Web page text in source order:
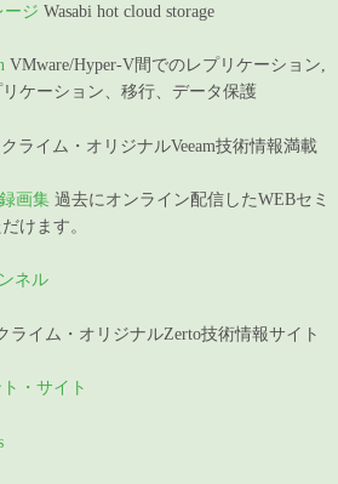
ージ Wasabi hot cloud storage
VMware/Hyper-V間でのレプリケーション,
ケーション、移行、データ保護
クライム・オリジナルVeeam技術情報満載
画集 過去にオンライン配信したWEBセミ
けます。
ネル
ライム・オリジナルZerto技術情報サイト
・サイト